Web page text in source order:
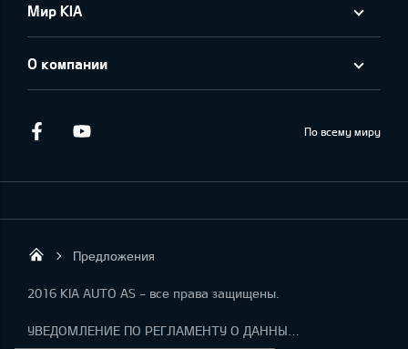
Мир KIA
О компании
Facebook По всему миру
KIA AUTO AS
Предложения
2016 KIA AUTO AS - все права защищены.